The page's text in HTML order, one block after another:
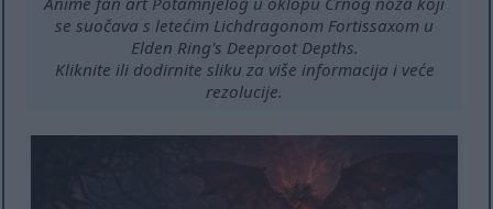
se suočava s letećim Lichdragonom Fortissaxom u
Elden Ring's Deeproot Depths.
Kliknite ili dodirnite sliku za više informacija i veće
rezolucije.